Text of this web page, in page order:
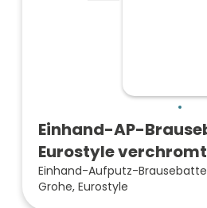
Einhand-AP-
Eurostyle
Einhand-Aufputz-
Grohe, Eurostyle